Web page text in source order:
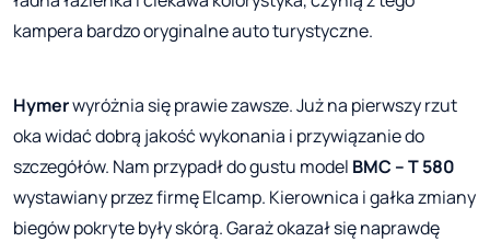
kampera bardzo oryginalne auto turystyczne.
Hymerwyróżnia się prawie zawsze. Już na pierwszy rzut
oka widać dobrą jakość wykonania i przywiązanie do
szczegółów. Nam przypadł do gustu model BMC – T 580
wystawiany przez firmę Elcamp. Kierownica i gałka zmiany
biegów pokryte były skórą. Garaż okazał się naprawdę